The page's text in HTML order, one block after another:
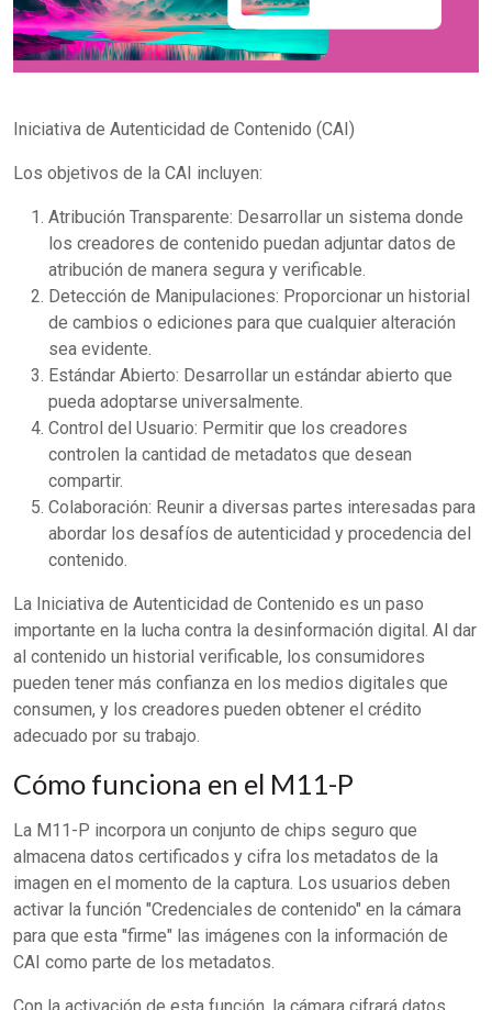
Iniciativa de Autenticidad de Contenido (CAI)
Los objetivos de la CAI incluyen:
Atribución Transparente: Desarrollar un sistema donde
los creadores de contenido puedan adjuntar datos de
atribución de manera segura y verificable.
Detección de Manipulaciones: Proporcionar un historial
de cambios o ediciones para que cualquier alteración
sea evidente.
Estándar Abierto: Desarrollar un estándar abierto que
pueda adoptarse universalmente.
Control del Usuario: Permitir que los creadores
controlen la cantidad de metadatos que desean
compartir.
Colaboración: Reunir a diversas partes interesadas para
abordar los desafíos de autenticidad y procedencia del
contenido.
La Iniciativa de Autenticidad de Contenido es un paso
importante en la lucha contra la desinformación digital. Al dar
al contenido un historial verificable, los consumidores
pueden tener más confianza en los medios digitales que
consumen, y los creadores pueden obtener el crédito
adecuado por su trabajo.
Cómo funciona en el M11-P
La M11-P incorpora un conjunto de chips seguro que
almacena datos certificados y cifra los metadatos de la
imagen en el momento de la captura. Los usuarios deben
activar la función "Credenciales de contenido" en la cámara
para que esta "firme" las imágenes con la información de
CAI como parte de los metadatos.